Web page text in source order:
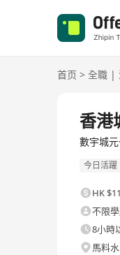
首页 > 全職 |
香港
數宇城
今日活躍
HK
不限
8小時
馬料水